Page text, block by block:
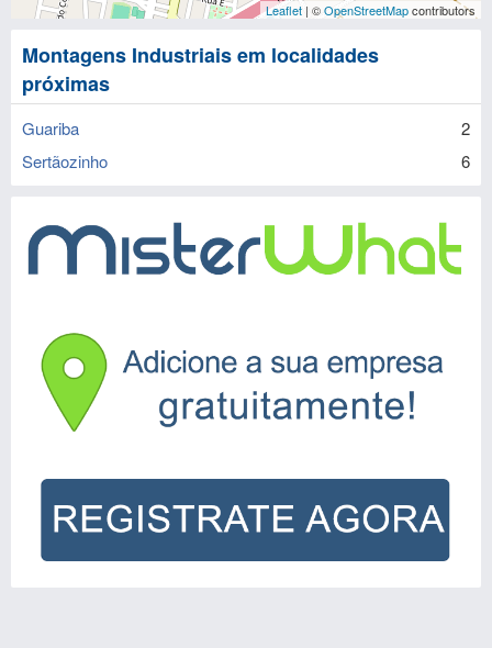
Leaflet | ©OpenStreetMapcontributors
Montagens Industriais em localidades
próximas
Guariba
2
Sertãozinho
6